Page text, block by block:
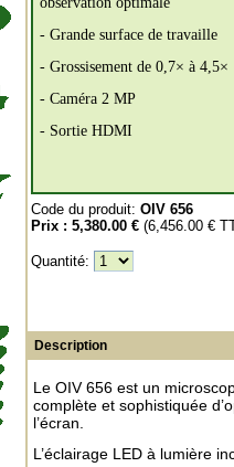
- Grande surface de travaille
- Grossisement de 0,7× à 4,5×
- Caméra 2 MP
- Sortie HDMI
Code du produit: OIV 656
Prix : 5,380.00 € (6,456.00 €
Quantité:
Description
Le OIV 656 est un
complète et sophistiquée
l’écran.
L’éclairage LED à lumière